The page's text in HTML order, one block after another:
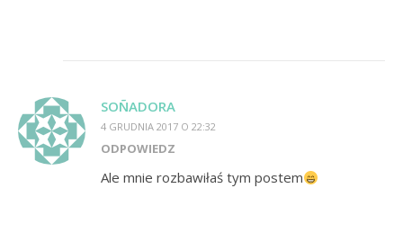
SOÑADORA
4 GRUDNIA 2017 O 22:32
ODPOWIEDZ
Ale mnie rozbawiłaś tym postem